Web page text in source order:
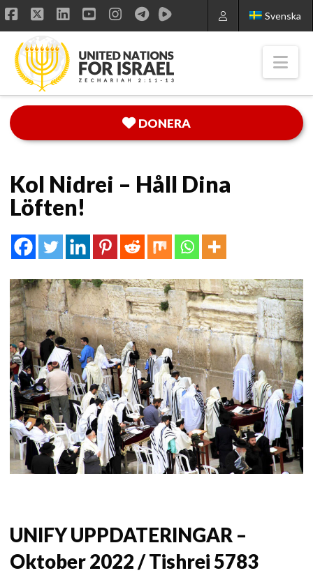
Svenska
Facebook
X LinkedIn
YouTube
Instagram
DONERA
Kol Nidrei – Håll Dina
Löften!
UNIFY UPPDATERINGAR –
Oktober 2022 / Tishrei 5783